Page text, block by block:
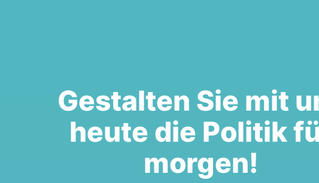
Gestalten Sie mit
heute die Politik
morgen!